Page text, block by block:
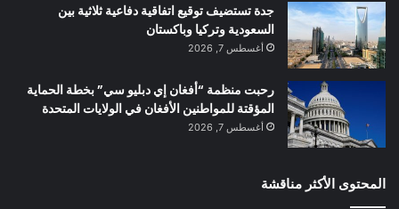
جدة تستضيف توقيع اتفاقية دفاعية ثلاثية بين
السعودية وتركيا وباكستان
أغسطس 7, 2026
رحبت منظمة “أفغان إي دبليو سي” بخطة الحماية
المؤقتة للمواطنين الأفغان في الولايات المتحدة
أغسطس 7, 2026
المحتوى الأكثر مناقشة